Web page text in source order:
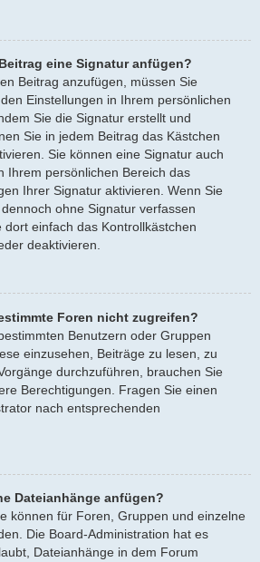
eine Signatur anfügen?
Beitrag anzufügen, müssen Sie
Einstellungen in Ihrem persönlichen
Sie die Signatur erstellt und
Sie in jedem Beitrag das Kästchen
Sie können eine Signatur auch
Ihrem persönlichen Bereich das
Ihrer Signatur aktivieren. Wenn Sie
ohne Signatur verfassen
dort einfach das Kontrollkästchen
deaktivieren.
Foren nicht zugreifen?
Benutzern oder Gruppen
einzusehen, Beiträge zu lesen, zu
durchzuführen, brauchen Sie
Berechtigungen. Fragen Sie einen
nach entsprechenden
Dateianhänge anfügen?
können für Foren, Gruppen und einzelne
Die Board-Administration hat es
Dateianhänge in dem Forum